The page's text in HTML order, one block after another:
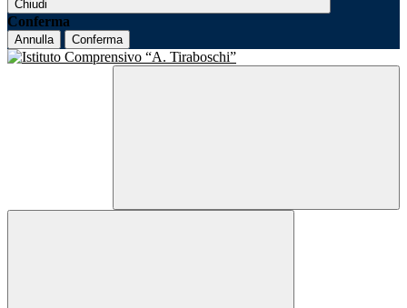
Chiudi
Conferma
Annulla Conferma